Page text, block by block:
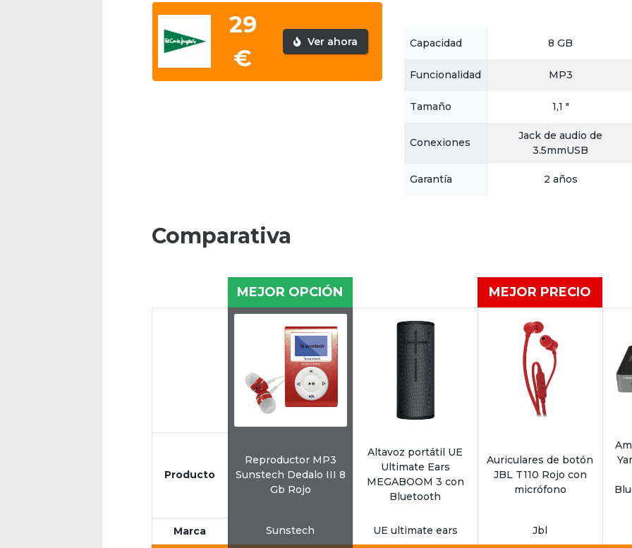
29
€
Ver ahora Capacidad 8 GB
Funcionalidad MP3
Tamaño 1,1 "
Conexiones
Jack de audio de
3.5mmUSB
Garantía 2 años
Comparativa
MEJOR OPCIÓN MEJOR PRECIO
Producto
Reproductor MP3
Sunstech Dedalo III 8
Gb Rojo
Altavoz portátil UE
Ultimate Ears
MEGABOOM 3 con
Bluetooth
Auriculares de botón
JBL T110 Rojo con
micrófono
Marca Sunstech UE ultimate ears Jbl